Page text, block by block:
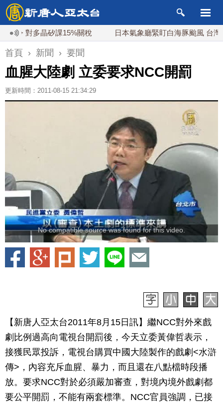
對多晶矽課15%關稅 日本氣象廳緊盯白海豚颱風 台灣最快
首頁 › 新聞 › 要聞
血腥大陸劇 立委要求NCC開罰
更新時間：2011-08-15 21:34:29
No compatible source was found for this video.
【新唐人亞太台2011年8月15日訊】繼NCC對外來戲
劇比例過高向電視台開罰後，今天立委黃偉哲表示，
接獲民眾投訴，電視台購買中國大陸製作的戲劇<水滸
傳>，內容充斥血腥、暴力，而且還在八點檔時段播
放。要求NCC對於必須嚴加審查，對境內境外戲劇都
要公平開罰，不能有兩套標準。NCC官員強調，已接